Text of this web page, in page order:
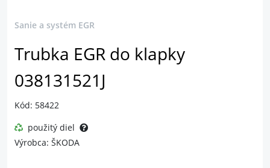
Sanie a systém EGR
Trubka EGR do klapky
038131521J
Kód: 58422
použitý diel
Výrobca: ŠKODA